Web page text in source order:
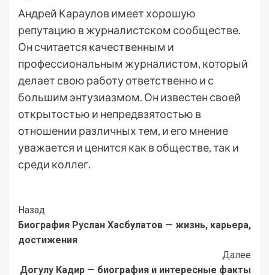
Андрей Караулов имеет хорошую
репутацию в журналистском сообществе.
Он считается качественным и
профессиональным журналистом, который
делает свою работу ответственно и с
большим энтузиазмом. Он известен своей
открытостью и непредвзятостью в
отношении различных тем, и его мнение
уважается и ценится как в обществе, так и
среди коллег.
Post
Navigation
Назад
Биография Руслан Хасбулатов — жизнь, карьера,
достижения
Далее
Догулу Кадир — биография и интересные факты